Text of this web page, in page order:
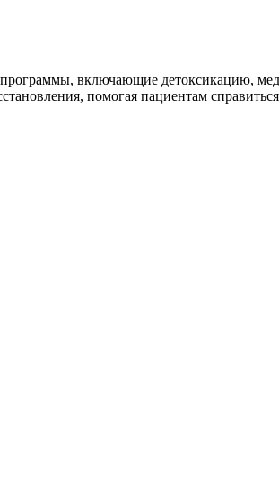
включающие детоксикацию,
помогая пациентам